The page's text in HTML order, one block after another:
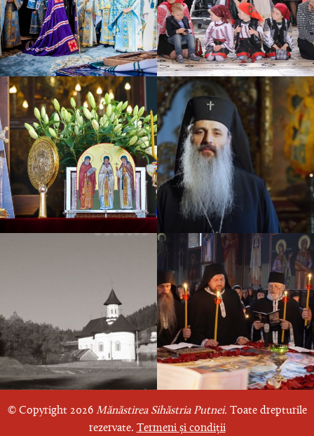
© Copyright 2026 Mănăstirea Sihăstria Putnei. Toate drepturile
rezervate. Termeni și condiții